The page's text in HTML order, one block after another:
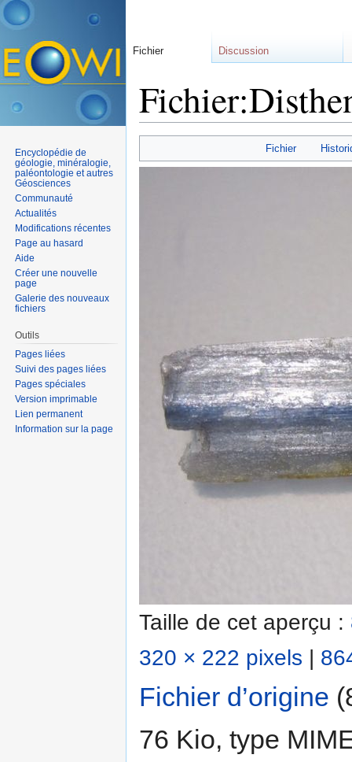
Fichier
Taille de cet aperçu :
320 × 222 pixels |
Fichier d’origine
76 Kio, type
Fichier Discussion
Encyclopédie de
géologie, minéralogie,
paléontologie et autres
Géosciences
Communauté
Actualités
Modifications récentes
Page au hasard
Aide
Créer une nouvelle
page
Galerie des nouveaux
fichiers
Outils
Pages liées
Suivi des pages liées
Pages spéciales
Version imprimable
Lien permanent
Information sur la page